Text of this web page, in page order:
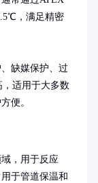
，满足精密
缺媒保护、过
适用于大多数
便。
，用于反应
于管道保温和